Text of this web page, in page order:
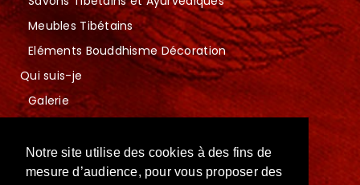
Notre site utilise des cookies à des fins de
mesure d’audience, pour vous proposer des
Eléments Bouddhisme Décoration
Qui suis-je
Galerie
Contact
Politique de confidentialité et gestion des cookies